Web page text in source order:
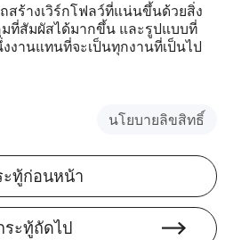
สร้างเวิร์กโฟลว์ที่แน่นขึ้นด้วยสิ่ง
ที่สัมผัสได้มากขึ้น และรูปแบบที่
งานแทนที่จะเป็นทุกงานที่เป็นไป
นโยบายลิขสิทธิ์
ะทู้ก่อนหน้า
ระทู้ถัดไป